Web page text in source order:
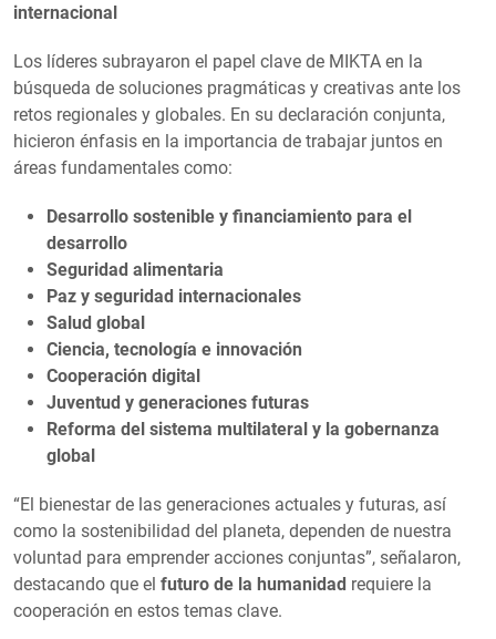
internacional
Los líderes subrayaron el papel clave de MIKTA en la
búsqueda de soluciones pragmáticas y creativas ante los
retos regionales y globales. En su declaración conjunta,
hicieron énfasis en la importancia de trabajar juntos en
áreas fundamentales como:
Desarrollo sostenible y financiamiento para el
desarrollo
Seguridad alimentaria
Paz y seguridad internacionales
Salud global
Ciencia, tecnología e innovación
Cooperación digital
Juventud y generaciones futuras
Reforma del sistema multilateral y la gobernanza
global
“El bienestar de las generaciones actuales y futuras, así
como la sostenibilidad del planeta, dependen de nuestra
voluntad para emprender acciones conjuntas”, señalaron,
destacando que el futuro de la humanidad requiere la
cooperación en estos temas clave.